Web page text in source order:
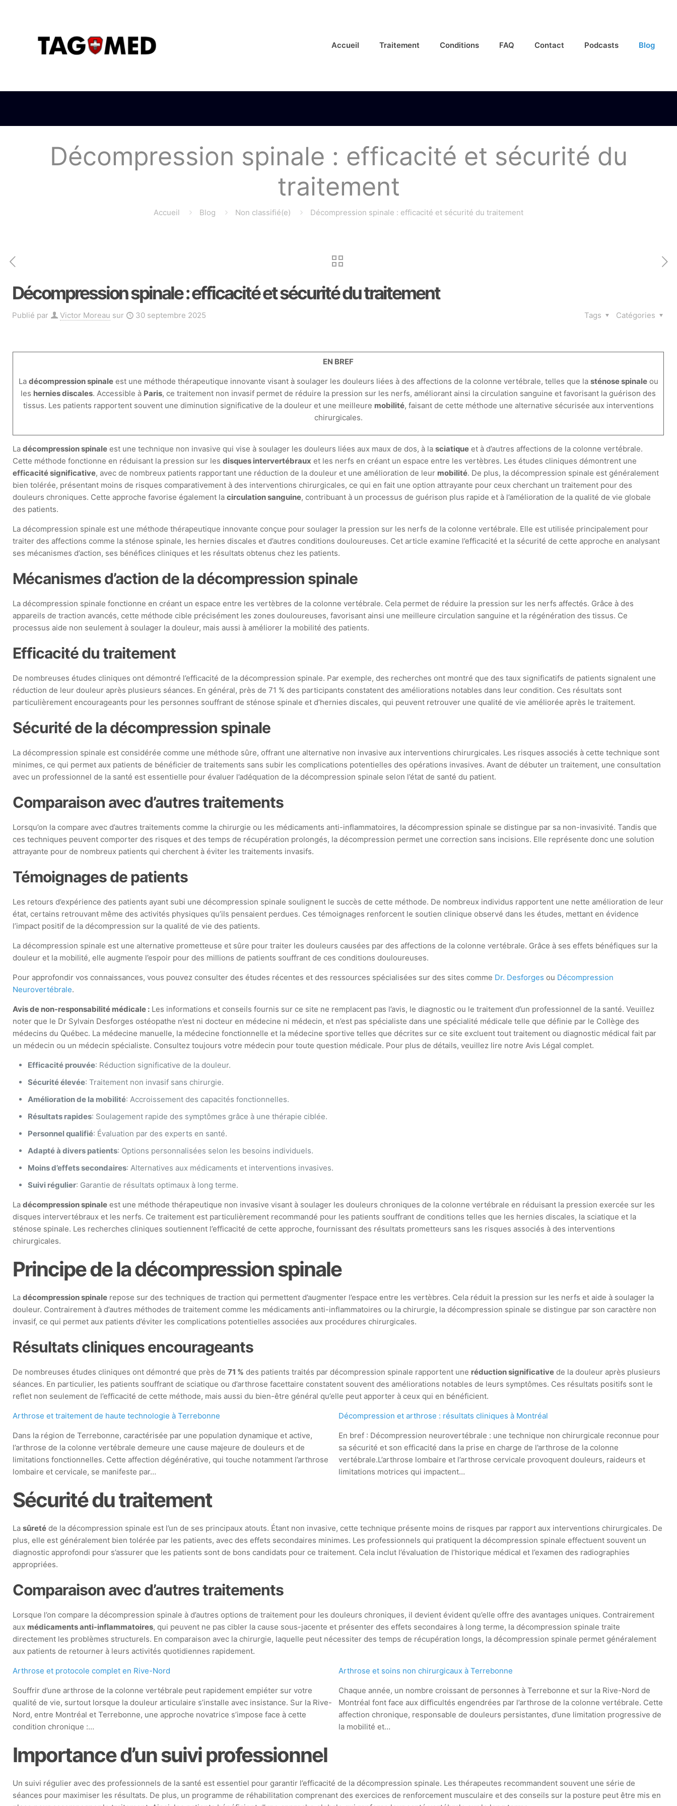
Accueil Traitement Conditions FAQ Contact Podcasts Blog
Décompression spinale : efficacité et sécurité du
traitement
Accueil Blog Non classifié(e) Décompression spinale : efficacité et sécurité du traitement
Décompression spinale : efficacité et sécurité du traitement
Publié par Victor Moreau sur 30 septembre 2025 Catégories
Tags
EN BREF
La décompression spinaleest une méthode thérapeutique innovante visant à soulager les douleurs liées à des affections de la colonne vertébrale, telles que la sténose spinaleou
les hernies discales. Accessible à Paris, ce traitement non invasif permet de réduire la pression sur les nerfs, améliorant ainsi la circulation sanguine et favorisant la guérison des
tissus. Les patients rapportent souvent une diminution significative de la douleur et une meilleure mobilité, faisant de cette méthode une alternative sécurisée aux interventions
chirurgicales.
Ladécompression spinale est une technique non invasive qui vise à soulager les douleurs liées aux maux de dos, à lasciatique et à d’autres affections de la colonne vertébrale.
Cette méthode fonctionne en réduisant la pression sur lesdisques intervertébraux et les nerfs en créant un espace entre les vertèbres. Les études cliniques démontrent une
efficacité significative, avec de nombreux patients rapportant une réduction de la douleur et une amélioration de leur mobilité. De plus, la décompression spinale est généralement
bien tolérée, présentant moins de risques comparativement à des interventions chirurgicales, ce qui en fait une option attrayante pour ceux cherchant un traitement pour des
douleurs chroniques. Cette approche favorise également lacirculation sanguine, contribuant à un processus de guérison plus rapide et à l’amélioration de la qualité de vie globale
des patients.
La décompression spinale est une méthode thérapeutique innovante conçue pour soulager la pression sur les nerfs de la colonne vertébrale. Elle est utilisée principalement pour
traiter des affections comme la sténose spinale, les hernies discales et d’autres conditions douloureuses. Cet article examine l’efficacité et la sécurité de cette approche en analysant
ses mécanismes d’action, ses bénéfices cliniques et les résultats obtenus chez les patients.
Mécanismes d’action de la décompression spinale
La décompression spinale fonctionne en créant un espace entre les vertèbres de la colonne vertébrale. Cela permet de réduire la pression sur les nerfs affectés. Grâce à des
appareils de traction avancés, cette méthode cible précisément les zones douloureuses, favorisant ainsi une meilleure circulation sanguine et la régénération des tissus. Ce
processus aide non seulement à soulager la douleur, mais aussi à améliorer la mobilité des patients.
Efficacité du traitement
De nombreuses études cliniques ont démontré l’efficacité de la décompression spinale. Par exemple, des recherches ont montré que des taux significatifs de patients signalent une
réduction de leur douleur après plusieurs séances. En général, près de 71 % des participants constatent des améliorations notables dans leur condition. Ces résultats sont
particulièrement encourageants pour les personnes souffrant de sténose spinale et d’hernies discales, qui peuvent retrouver une qualité de vie améliorée après le traitement.
Sécurité de la décompression spinale
La décompression spinale est considérée comme une méthode sûre, offrant une alternative non invasive aux interventions chirurgicales. Les risques associés à cette technique sont
minimes, ce qui permet aux patients de bénéficier de traitements sans subir les complications potentielles des opérations invasives. Avant de débuter un traitement, une consultation
avec un professionnel de la santé est essentielle pour évaluer l’adéquation de la décompression spinale selon l’état de santé du patient.
Comparaison avec d’autres traitements
Lorsqu’on la compare avec d’autres traitements comme la chirurgie ou les médicaments anti-inflammatoires, la décompression spinale se distingue par sa non-invasivité. Tandis que
ces techniques peuvent comporter des risques et des temps de récupération prolongés, la décompression permet une correction sans incisions. Elle représente donc une solution
attrayante pour de nombreux patients qui cherchent à éviter les traitements invasifs.
Témoignages de patients
Les retours d’expérience des patients ayant subi une décompression spinale soulignent le succès de cette méthode. De nombreux individus rapportent une nette amélioration de leur
état, certains retrouvant même des activités physiques qu’ils pensaient perdues. Ces témoignages renforcent le soutien clinique observé dans les études, mettant en évidence
l’impact positif de la décompression sur la qualité de vie des patients.
La décompression spinale est une alternative prometteuse et sûre pour traiter les douleurs causées par des affections de la colonne vertébrale. Grâce à ses effets bénéfiques sur la
douleur et la mobilité, elle augmente l’espoir pour des millions de patients souffrant de ces conditions douloureuses.
Pour approfondir vos connaissances, vous pouvez consulter des études récentes et des ressources spécialisées sur des sites comme Dr. Desforges ou Décompression
Neurovertébrale.
Avis de non-responsabilité médicale : Les informations et conseils fournis sur ce site ne remplacent pas l’avis, le diagnostic ou le traitement d’un professionnel de la santé. Veuillez
noter que le Dr Sylvain Desforges ostéopathe n’est ni docteur en médecine ni médecin, et n’est pas spécialiste dans une spécialité médicale telle que définie par le Collège des
médecins du Québec. La médecine manuelle, la médecine fonctionnelle et la médecine sportive telles que décrites sur ce site excluent tout traitement ou diagnostic médical fait par
un médecin ou un médecin spécialiste. Consultez toujours votre médecin pour toute question médicale. Pour plus de détails, veuillez lire notre Avis Légal complet.
Efficacité prouvée: Réduction significative de la douleur.
Sécurité élevée: Traitement non invasif sans chirurgie.
Amélioration de la mobilité: Accroissement des capacités fonctionnelles.
Résultats rapides: Soulagement rapide des symptômes grâce à une thérapie ciblée.
Personnel qualifié: Évaluation par des experts en santé.
Adapté à divers patients: Options personnalisées selon les besoins individuels.
Moins d’effets secondaires: Alternatives aux médicaments et interventions invasives.
Suivi régulier: Garantie de résultats optimaux à long terme.
Ladécompression spinale est une méthode thérapeutique non invasive visant à soulager les douleurs chroniques de la colonne vertébrale en réduisant la pression exercée sur les
disques intervertébraux et les nerfs. Ce traitement est particulièrement recommandé pour les patients souffrant de conditions telles que les hernies discales, la sciatique et la
sténose spinale. Les recherches cliniques soutiennent l’efficacité de cette approche, fournissant des résultats prometteurs sans les risques associés à des interventions
chirurgicales.
Principe de la décompression spinale
Ladécompression spinale repose sur des techniques de traction qui permettent d’augmenter l’espace entre les vertèbres. Cela réduit la pression sur les nerfs et aide à soulager la
douleur. Contrairement à d’autres méthodes de traitement comme les médicaments anti-inflammatoires ou la chirurgie, la décompression spinale se distingue par son caractère non
invasif, ce qui permet aux patients d’éviter les complications potentielles associées aux procédures chirurgicales.
Résultats cliniques encourageants
De nombreuses études cliniques ont démontré que près de71 % des patients traités par décompression spinale rapportent une réduction significative de la douleur après plusieurs
séances. En particulier, les patients souffrant de sciatique ou d’arthrose facettaire constatent souvent des améliorations notables de leurs symptômes. Ces résultats positifs sont le
reflet non seulement de l’efficacité de cette méthode, mais aussi du bien-être général qu’elle peut apporter à ceux qui en bénéficient.
Arthrose et traitement de haute technologie à Terrebonne
Dans la région de Terrebonne, caractérisée par une population dynamique et active,
l’arthrose de la colonne vertébrale demeure une cause majeure de douleurs et de
limitations fonctionnelles. Cette affection dégénérative, qui touche notamment l’arthrose
lombaire et cervicale, se manifeste par…
Décompression et arthrose : résultats cliniques à Montréal
En bref : Décompression neurovertébrale : une technique non chirurgicale reconnue pour
sa sécurité et son efficacité dans la prise en charge de l’arthrose de la colonne
vertébrale.L’arthrose lombaire et l’arthrose cervicale provoquent douleurs, raideurs et
limitations motrices qui impactent…
Sécurité du traitement
Lasûreté de la décompression spinale est l’un de ses principaux atouts. Étant non invasive, cette technique présente moins de risques par rapport aux interventions chirurgicales. De
plus, elle est généralement bien tolérée par les patients, avec des effets secondaires minimes. Les professionnels qui pratiquent la décompression spinale effectuent souvent un
diagnostic approfondi pour s’assurer que les patients sont de bons candidats pour ce traitement. Cela inclut l’évaluation de l’historique médical et l’examen des radiographies
appropriées.
Comparaison avec d’autres traitements
Lorsque l’on compare la décompression spinale à d’autres options de traitement pour les douleurs chroniques, il devient évident qu’elle offre des avantages uniques. Contrairement
aux médicaments anti-inflammatoires, qui peuvent ne pas cibler la cause sous-jacente et présenter des effets secondaires à long terme, la décompression spinale traite
directement les problèmes structurels. En comparaison avec la chirurgie, laquelle peut nécessiter des temps de récupération longs, la décompression spinale permet généralement
aux patients de retourner à leurs activités quotidiennes rapidement.
Arthrose et protocole complet en Rive-Nord
Souffrir d’une arthrose de la colonne vertébrale peut rapidement empiéter sur votre
qualité de vie, surtout lorsque la douleur articulaire s’installe avec insistance. Sur la Rive-
Nord, entre Montréal et Terrebonne, une approche novatrice s’impose face à cette
condition chronique :…
Arthrose et soins non chirurgicaux à Terrebonne
Chaque année, un nombre croissant de personnes à Terrebonne et sur la Rive-Nord de
Montréal font face aux difficultés engendrées par l’arthrose de la colonne vertébrale. Cette
affection chronique, responsable de douleurs persistantes, d’une limitation progressive de
la mobilité et…
Importance d’un suivi professionnel
Un suivi régulier avec des professionnels de la santé est essentiel pour garantir l’efficacité de la décompression spinale. Les thérapeutes recommandent souvent une série de
séances pour maximiser les résultats. De plus, un programme de réhabilitation comprenant des exercices de renforcement musculaire et des conseils sur la posture peut être mis en